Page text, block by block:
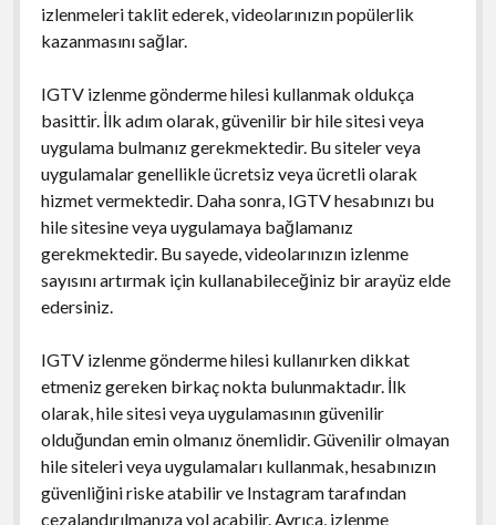
izlenmeleri taklit ederek, videolarınızın popülerlik
kazanmasını sağlar.
IGTV izlenme gönderme hilesi kullanmak oldukça
basittir. İlk adım olarak, güvenilir bir hile sitesi veya
uygulama bulmanız gerekmektedir. Bu siteler veya
uygulamalar genellikle ücretsiz veya ücretli olarak
hizmet vermektedir. Daha sonra, IGTV hesabınızı bu
hile sitesine veya uygulamaya bağlamanız
gerekmektedir. Bu sayede, videolarınızın izlenme
sayısını artırmak için kullanabileceğiniz bir arayüz elde
edersiniz.
IGTV izlenme gönderme hilesi kullanırken dikkat
etmeniz gereken birkaç nokta bulunmaktadır. İlk
olarak, hile sitesi veya uygulamasının güvenilir
olduğundan emin olmanız önemlidir. Güvenilir olmayan
hile siteleri veya uygulamaları kullanmak, hesabınızın
güvenliğini riske atabilir ve Instagram tarafından
cezalandırılmanıza yol açabilir. Ayrıca, izlenme